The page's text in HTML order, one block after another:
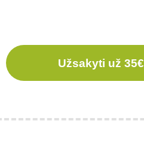
Užsakyti už 35€